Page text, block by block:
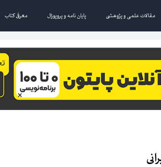
مقالات علمی و پژوهشی پایان نامه و پروپوزال معرفی کتاب